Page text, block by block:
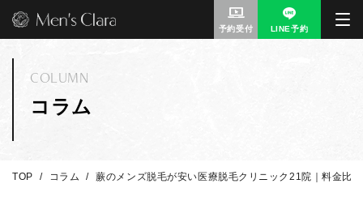
予約受付 LINE予約
コラム
COLUMN
TOP コラム 蕨のメンズ脱毛が安い医療脱毛クリニック21院｜料金比較